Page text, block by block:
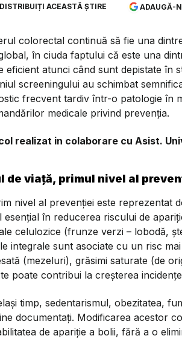
DISTRIBUIȚI ACEASTĂ ȘTIRE ADAUGĂ-
colorectal continuă să fie una
în ciuda faptului că este una
eficient atunci când sunt depistate în
screeningului au schimbat
frecvent tardiv într-o patologie în
medicale privind prevenția.
realizat in colaborare cu Asist.
de viață, primul nivel al
nivel al prevenției este reprezentat
esențial în reducerea riscului de
celulozice (frunze verzi – lobodă,
integrale sunt asociate cu un risc
(mezeluri), grăsimi saturate (de
poate contribui la creșterea
timp, sedentarismul, obezitatea,
documentați. Modificarea acestor
de apariție a bolii, fără a o